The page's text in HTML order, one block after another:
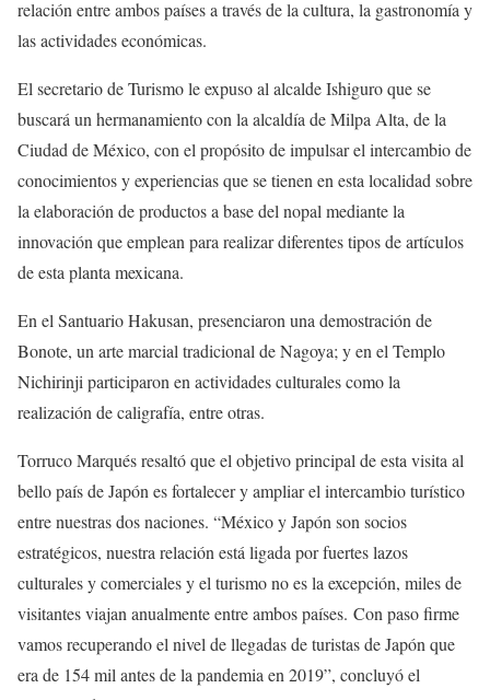
relación entre ambos países a través de la cultura, la gastronomía y
las actividades económicas.
El secretario de Turismo le expuso al alcalde Ishiguro que se
buscará un hermanamiento con la alcaldía de Milpa Alta, de la
Ciudad de México, con el propósito de impulsar el intercambio de
conocimientos y experiencias que se tienen en esta localidad sobre
la elaboración de productos a base del nopal mediante la
innovación que emplean para realizar diferentes tipos de artículos
de esta planta mexicana.
En el Santuario Hakusan, presenciaron una demostración de
Bonote, un arte marcial tradicional de Nagoya; y en el Templo
Nichirinji participaron en actividades culturales como la
realización de caligrafía, entre otras.
Torruco Marqués resaltó que el objetivo principal de esta visita al
bello país de Japón es fortalecer y ampliar el intercambio turístico
entre nuestras dos naciones. “México y Japón son socios
estratégicos, nuestra relación está ligada por fuertes lazos
culturales y comerciales y el turismo no es la excepción, miles de
visitantes viajan anualmente entre ambos países. Con paso firme
vamos recuperando el nivel de llegadas de turistas de Japón que
era de 154 mil antes de la pandemia en 2019”, concluyó el